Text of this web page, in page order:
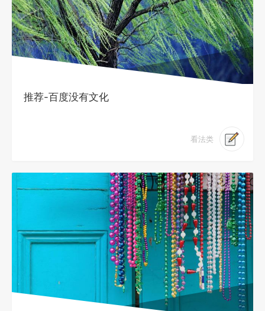
推荐-百度没有文化
看法类